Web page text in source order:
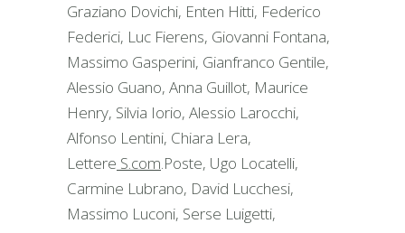
Graziano Dovichi, Enten Hitti, Federico
Federici, Luc Fierens, Giovanni Fontana,
Massimo Gasperini, Gianfranco Gentile,
Alessio Guano, Anna Guillot, Maurice
Henry, Silvia Iorio, Alessio Larocchi,
Alfonso Lentini, Chiara Lera,
Lettere S.com.Poste, Ugo Locatelli,
Carmine Lubrano, David Lucchesi,
Massimo Luconi, Serse Luigetti,